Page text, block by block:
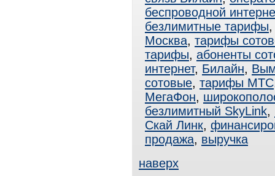
беспроводной
безлимитные тарифы
Москва, тарифы
тарифы, абоненты
интернет, Билайн,
сотовые, тарифы МТС
МегаФон,
безлимитный SkyLink,
Скай Линк,
продажа, выручка
наверх